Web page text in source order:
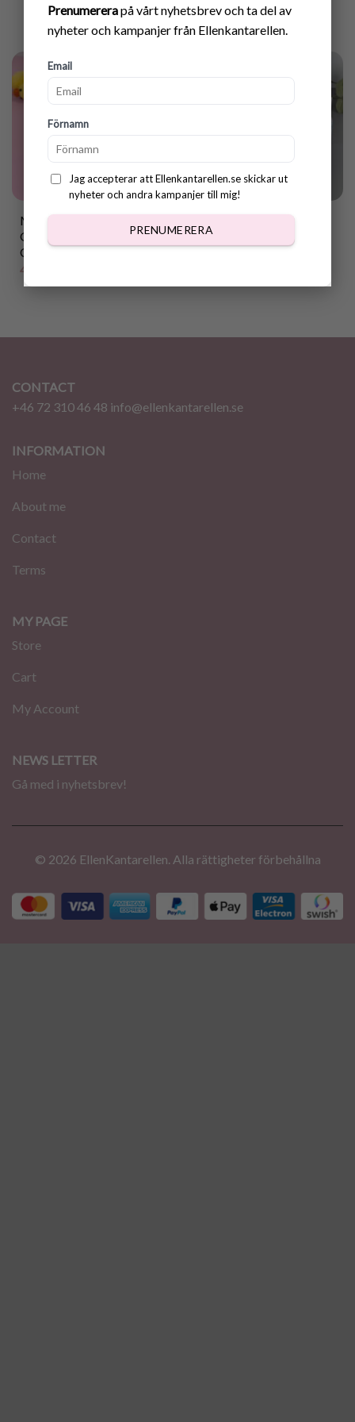
Prenumererapå vårt nyhetsbrev och ta del av
nyheter och kampanjer från Ellenkantarellen.
Email
Förnamn
Jag accepterar att Ellenkantarellen.se skickar ut
nyheter och andra kampanjer till mig!
PRENUMERERA
Mönster Virkad
GummiAnka + ”DUCK
CANCER” Badkarsbox
40.00
Utskriftbar Badkarsbox
till virkad TomteAnka
CONTACT
+46 72 310 46 48 info@ellenkantarellen.se
INFORMATION
Home
About me
Contact
Terms
MY PAGE
Store
Cart
My Account
NEWS LETTER
Gå med i nyhetsbrev!
© 2026 EllenKantarellen. Alla rättigheter förbehållna